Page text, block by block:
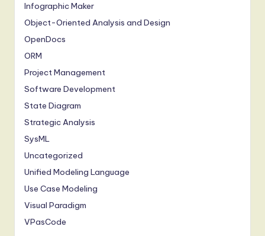
Infographic Maker
Object-Oriented Analysis and Design
OpenDocs
ORM
Project Management
Software Development
State Diagram
Strategic Analysis
SysML
Uncategorized
Unified Modeling Language
Use Case Modeling
Visual Paradigm
VPasCode